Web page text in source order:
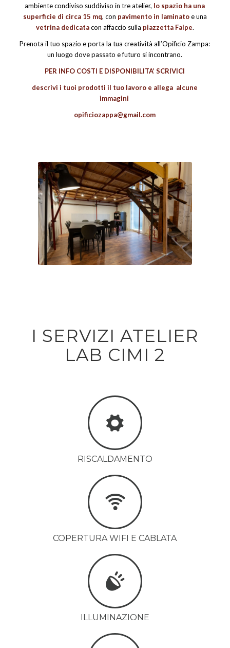
ambiente condiviso suddiviso in tre atelier, lo spazio ha una
superficie di circa 15 mq, con pavimento in laminatoe una
vetrina dedicatacon affaccio sulla piazzetta Falpe.
Prenota il tuo spazio e porta la tua creatività all’Opificio Zampa:
un luogo dove passato e futuro si incontrano.
PER INFO COSTI E DISPONIBILITA’ SCRIVICI
descrivi i tuoi prodotti il tuo lavoro e allega alcune
immagini
opificiozappa@gmail.com
I SERVIZI ATELIER
LAB CIMI 2
RISCALDAMENTO
COPERTURA WIFI E CABLATA
ILLUMINAZIONE